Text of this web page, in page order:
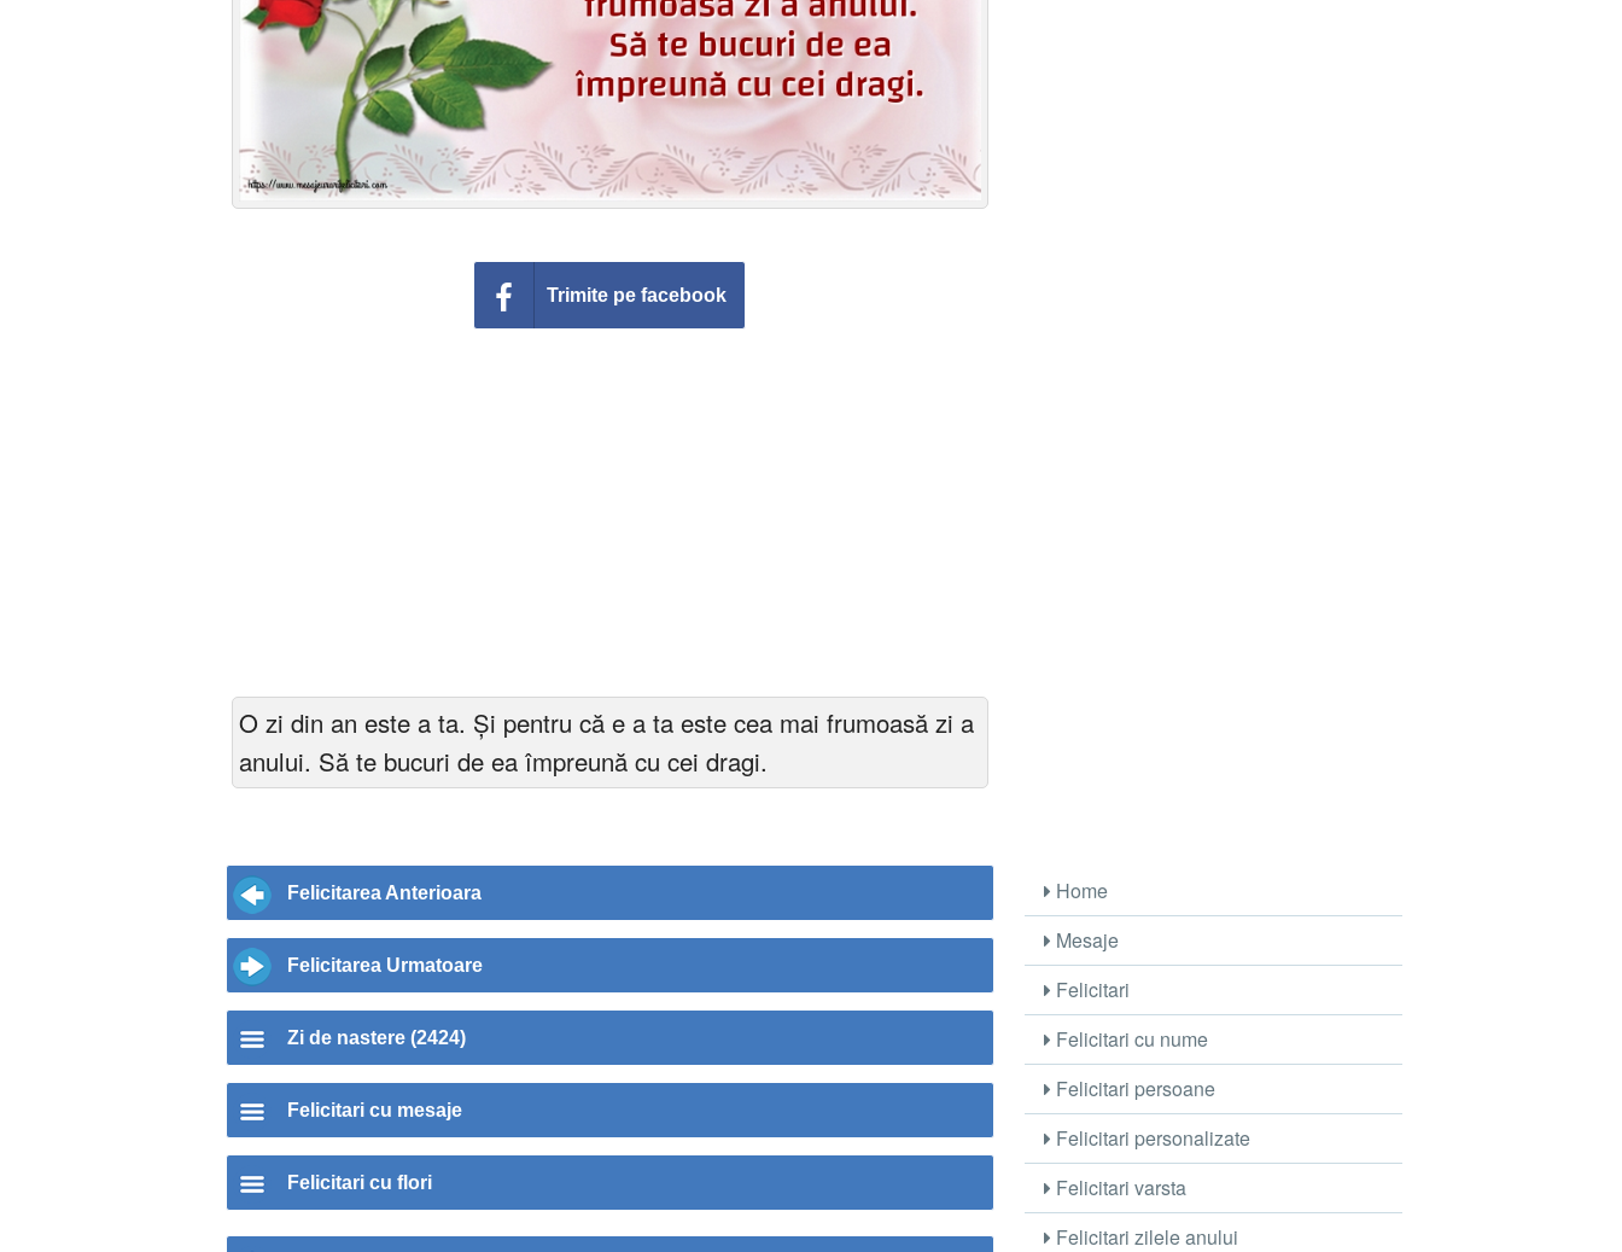
Trimite pe facebook
O zi din an este a ta. Și pentru că e a ta este cea mai frumoasă zi a
anului. Să te bucuri de ea împreună cu cei dragi.
Felicitarea Anterioara
Felicitarea Urmatoare
Zi de nastere (2424)
Felicitari cu mesaje
Felicitari cu flori
Home
Mesaje
Felicitari
Felicitari cu nume
Felicitari persoane
Felicitari personalizate
Felicitari varsta
Felicitari zilele anului